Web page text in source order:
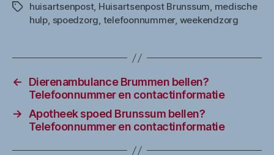
Tagshuisartsenpost, Huisartsenpost Brunssum, medische
hulp, spoedzorg, telefoonnummer, weekendzorg
←
Dierenambulance Brummen bellen?
Telefoonnummer en contactinformatie
→
Apotheek spoed Brunssum bellen?
Telefoonnummer en contactinformatie